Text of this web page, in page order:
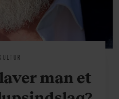
man et